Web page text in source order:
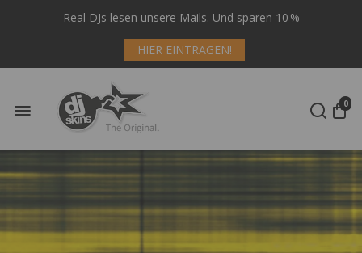
Real DJs lesen unsere Mails. Und sparen 10 %
HIER EINTRAGEN!
0